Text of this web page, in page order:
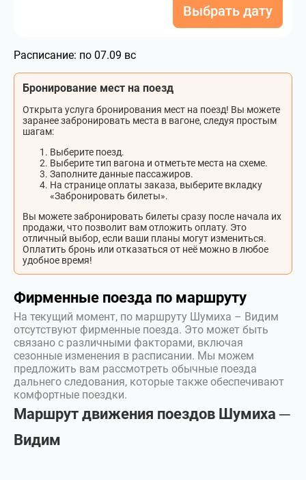
Выбрать дату
Расписание: по 07.09 вс
Бронирование мест на поезд
Открыта услуга бронирования мест на поезд! Вы можете
заранее забронировать места в вагоне, следуя простым
шагам:
Выберите поезд.
Выберите тип вагона и отметьте места на схеме.
Заполните данные пассажиров.
На странице оплаты заказа, выберите вкладку
«Забронировать билеты».
Вы можете забронировать билеты сразу после начала их
продажи, что позволит вам отложить оплату. Это
отличный выбор, если ваши планы могут измениться.
Оплатить бронь или отказаться от неё можно в любое
удобное время!
Фирменные поезда по маршруту
На текущий момент, по маршруту Шумиха – Видим
отсутствуют фирменные поезда. Это может быть
связано с различными факторами, включая
сезонные изменения в расписании. Мы можем
предложить вам рассмотреть обычные поезда
дальнего следования, которые также обеспечивают
комфортные поездки.
Маршрут движения поездов Шумиха ─
Видим